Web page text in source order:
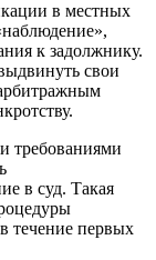
в местных
к задолжнику.
свои
требованиями
в суд. Такая
течение первых